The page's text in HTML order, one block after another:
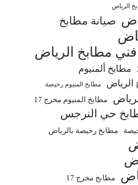
الرياض
صيانة مطابخ
فني مطابخ الرياض
مطابخ ألمنيوم
الرياض مطابخ المنيوم رخيصة
مطابخ المنيوم مخرج 17
حي النرجس
مطابخ رخيصة بالرياض
مطابخ مخرج 17